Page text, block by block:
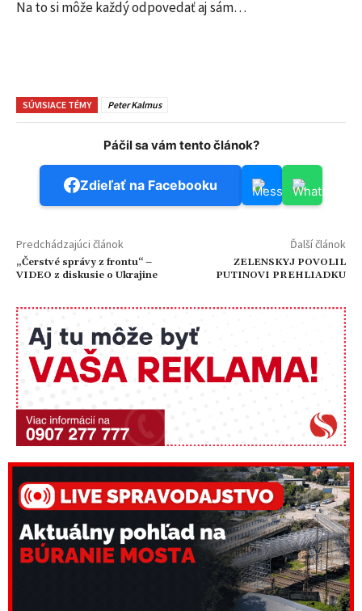
Na to si môže každý odpovedať aj sám…
SÚVISIACE TÉMY Peter Kalmus
Páčil sa vám tento článok?
Zdieľať na Facebooku
Predchádzajúci článok
„Čerstvé správy z frontu“ –
VIDEO z diskusie o Ukrajine
Ďalší článok
ZELENSKYJ POVOLIL
PUTINOVI PREHLIADKU